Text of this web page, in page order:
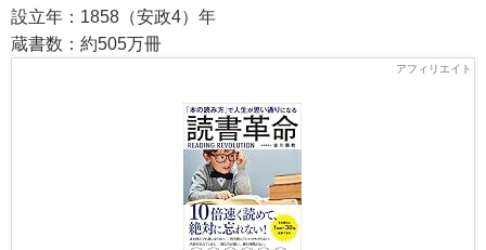
設立年：1858（安政4）年
蔵書数：約505万冊